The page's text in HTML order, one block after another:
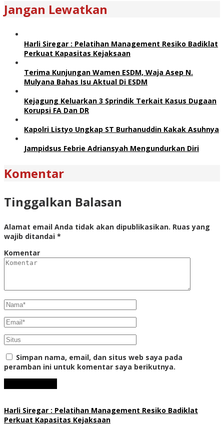
Jangan Lewatkan
Harli Siregar : Pelatihan Management Resiko Badiklat
Perkuat Kapasitas Kejaksaan
Terima Kunjungan Wamen ESDM, Waja Asep N.
Mulyana Bahas Isu Aktual Di ESDM
Kejagung Keluarkan 3 Sprindik Terkait Kasus Dugaan
Korupsi FA Dan DR
Kapolri Listyo Ungkap ST Burhanuddin Kakak Asuhnya
Jampidsus Febrie Adriansyah Mengundurkan Diri
Komentar
Tinggalkan Balasan
Alamat email Anda tidak akan dipublikasikan. Ruas yang
wajib ditandai *
Komentar
Simpan nama, email, dan situs web saya pada
peramban ini untuk komentar saya berikutnya.
Harli Siregar : Pelatihan Management Resiko Badiklat
Perkuat Kapasitas Kejaksaan